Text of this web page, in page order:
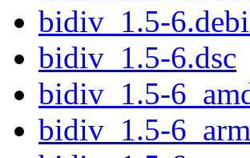
bidiv_1.5-
bidiv_1.5-6.dsc
bidiv_1.5-
bidiv_1.5-